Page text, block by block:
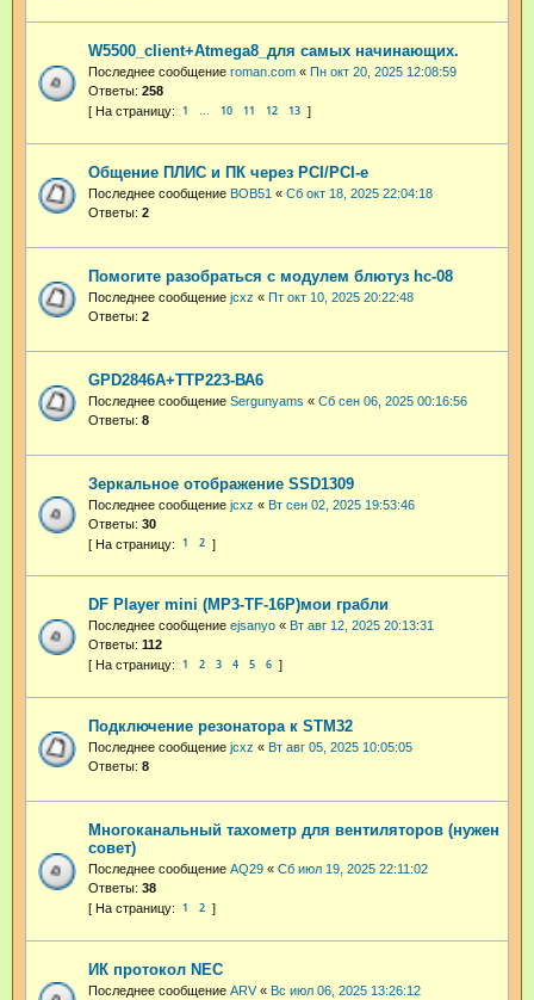
W5500_client+Atmega8_для самых начинающих.
Последнее сообщение roman.com « Пн окт 20, 2025 12:08:59
Ответы: 258
1 … 10 11 12 13
Общение ПЛИС и ПК через PCI/PCI-e
Последнее сообщение BOB51 « Сб окт 18, 2025 22:04:18
Ответы: 2
Помогите разобраться с модулем блютуз hc-08
Последнее сообщение jcxz « Пт окт 10, 2025 20:22:48
Ответы: 2
GPD2846A+TTP223-ВА6
Последнее сообщение Sergunyams « Сб сен 06, 2025 00:16:56
Ответы: 8
Зеркальное отображение SSD1309
Последнее сообщение jcxz « Вт сен 02, 2025 19:53:46
Ответы: 30
1 2
DF Player mini (MP3-TF-16P)мои грабли
Последнее сообщение ejsanyo « Вт авг 12, 2025 20:13:31
Ответы: 112
1 2 3 4 5 6
Подключение резонатора к STM32
Последнее сообщение jcxz « Вт авг 05, 2025 10:05:05
Ответы: 8
Многоканальный тахометр для вентиляторов (нужен
совет)
Последнее сообщение AQ29 « Сб июл 19, 2025 22:11:02
Ответы: 38
1 2
ИК протокол NEC
Последнее сообщение ARV« Вс июл 06, 2025 13:26:12